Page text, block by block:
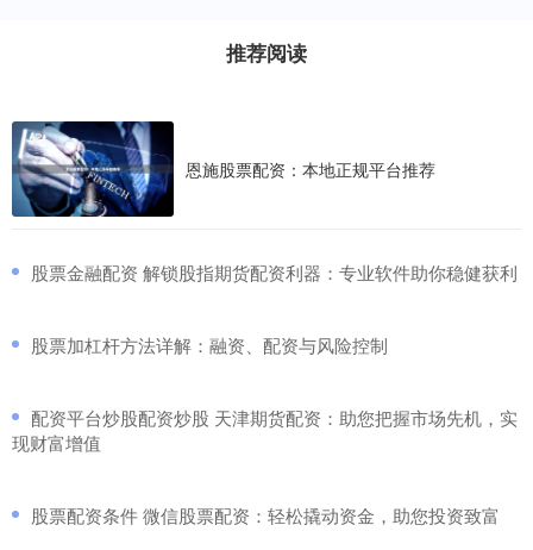
推荐阅读
恩施股票配资：本地正规平台推荐
​股票金融配资 解锁股指期货配资利器：专业软件助你稳健获利
​股票加杠杆方法详解：融资、配资与风险控制
​配资平台炒股配资炒股 天津期货配资：助您把握市场先机，实
现财富增值
​股票配资条件 微信股票配资：轻松撬动资金，助您投资致富